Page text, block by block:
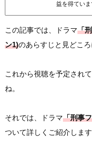
益を得ていま
この記事では、ドラマ「
ン1)のあらすじと見どこ
これから視聴を予定され
ね。
それでは、ドラマ「刑事
ついて詳しくご紹介します